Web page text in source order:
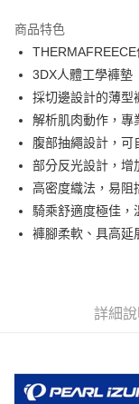
合作金庫商業銀行
華南商業銀行
上海商業儲蓄銀行
國泰世華商業銀行
臺灣中小企業銀行
匯豐（台灣）商業銀
聯邦商業銀行
元大商業銀行
玉山商業銀行
台新國際商業銀行
台灣樂天信用卡公司
6 期 0 利率 每期
華南商業銀行
上海商業儲蓄銀行
國泰世華商業銀行
臺灣中小企業銀行
匯豐（台灣）商業銀
聯邦商業銀行
元大商業銀行
玉山商業銀行
台新國際商業銀行
LINE Pay
Apple Pay
街口支付
悠遊付
Google Pay
ATM付款
付款後全家取貨
付款後萊爾富取貨
每筆NT$95，滿
商品特色
3DX人體工學褲墊
採切邊設計的薄型
解析肌肉動作，專
腹部抽繩設計，可
部分反光設計，增
高密度織法，易阻
騎乘舒適度極佳，
褲腳柔軟、具高延
詳細說